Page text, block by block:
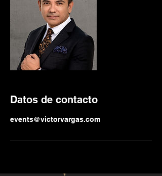
Datos de contacto
events@victorvargas.com